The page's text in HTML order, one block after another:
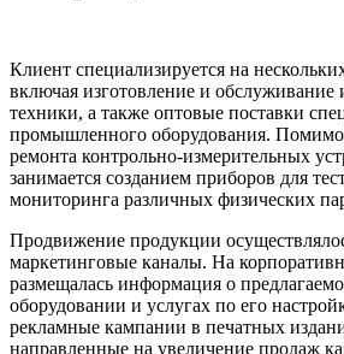
Клиент специализируется на
включая изготовление и обслуживание
техники, а также оптовые поставки
промышленного оборудования. Помимо
ремонта контрольно-измерительных
занимается созданием приборов для
мониторинга различных физических
Продвижение продукции
маркетинговые каналы. На
размещалась информация о
оборудовании и услугах по его
рекламные кампании в печатных
направленные на увеличение продаж